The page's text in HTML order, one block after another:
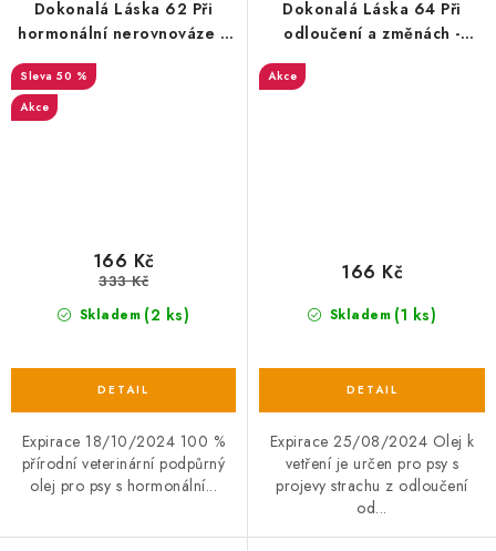
Dokonalá Láska 62 Při
hormonální nerovnováze a
- podpůrný olej
50 %
Akce
Skladem (2 ks)
166 Kč
333 Kč
Expirace 18/10/2024 100 %
přírodní veterinární podpůrný
olej pro psy s hormonální...
Dokonalá Láska 64 Při
odloučení a změnách -
Akce
Skladem (1 ks)
166 Kč
Expirace 25/08/2024 Olej k
vetření je určen pro psy s
projevy strachu z odloučení
od...